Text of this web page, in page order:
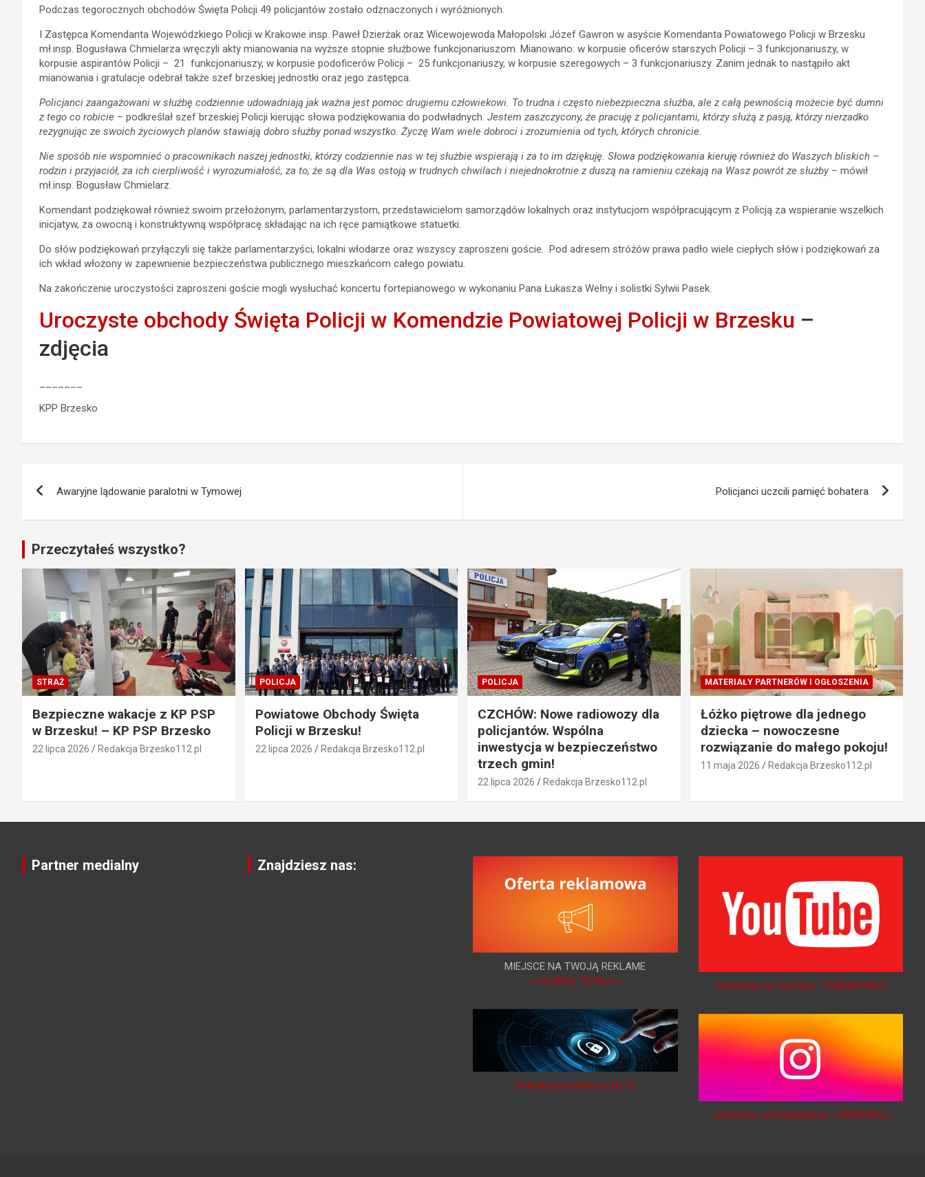
Podczas tegorocznych obchodów Święta Policji 49 policjantów zostało odznaczonych i wyróżnionych.
I Zastępca Komendanta Wojewódzkiego Policji w Krakowie insp. Paweł Dzierżak oraz Wicewojewoda Małopolski Józef Gawron w asyście Komendanta Powiatowego Policji w Brzesku
mł.insp. Bogusława Chmielarza wręczyli akty mianowania na wyższe stopnie służbowe funkcjonariuszom. Mianowano: w korpusie oficerów starszych Policji – 3 funkcjonariuszy, w
korpusie aspirantów Policji – 21 funkcjonariuszy, w korpusie podoficerów Policji – 25 funkcjonariuszy, w korpusie szeregowych – 3 funkcjonariuszy. Zanim jednak to nastąpiło akt
mianowania i gratulacje odebrał także szef brzeskiej jednostki oraz jego zastępca.
Policjanci zaangażowani w służbę codziennie udowadniają jak ważna jest pomoc drugiemu człowiekowi. To trudna i często niebezpieczna służba, ale z całą pewnością możecie być dumni
z tego co robicie – podkreślał szef brzeskiej Policji kierując słowa podziękowania do podwładnych. Jestem zaszczycony, że pracuję z policjantami, którzy służą z pasją, którzy nierzadko
rezygnując ze swoich życiowych planów stawiają dobro służby ponad wszystko. Życzę Wam wiele dobroci i zrozumienia od tych, których chronicie.
Nie sposób nie wspomnieć o pracownikach naszej jednostki, którzy codziennie nas w tej służbie wspierają i za to im dziękuję. Słowa podziękowania kieruję również do Waszych bliskich –
rodzin i przyjaciół, za ich cierpliwość i wyrozumiałość, za to, że są dla Was ostoją w trudnych chwilach i niejednokrotnie z duszą na ramieniu czekają na Wasz powrót ze służby – mówił
mł.insp. Bogusław Chmielarz.
Komendant podziękował również swoim przełożonym, parlamentarzystom, przedstawicielom samorządów lokalnych oraz instytucjom współpracującym z Policją za wspieranie wszelkich
inicjatyw, za owocną i konstruktywną współpracę składając na ich ręce pamiątkowe statuetki.
Do słów podziękowań przyłączyli się także parlamentarzyści, lokalni włodarze oraz wszyscy zaproszeni goście. Pod adresem stróżów prawa padło wiele ciepłych słów i podziękowań za
ich wkład włożony w zapewnienie bezpieczeństwa publicznego mieszkańcom całego powiatu.
Na zakończenie uroczystości zaproszeni goście mogli wysłuchać koncertu fortepianowego w wykonaniu Pana Łukasza Wełny i solistki Sylwii Pasek.
Uroczyste obchody Święta Policji w Komendzie Powiatowej Policji w Brzesku –
zdjęcia
KPP Brzesko
Awaryjne lądowanie paralotni w Tymowej Policjanci uczcili pamięć bohatera
Przeczytałeś wszystko?
STRAŻ
Bezpieczne wakacje z KP PSP
w Brzesku! – KP PSP Brzesko
22 lipca 2026 Redakcja Brzesko112.pl
POLICJA
Powiatowe Obchody Święta
Policji w Brzesku!
22 lipca 2026 Redakcja Brzesko112.pl
POLICJA
CZCHÓW: Nowe radiowozy dla
policjantów. Wspólna
inwestycja w bezpieczeństwo
trzech gmin!
22 lipca 2026 Redakcja Brzesko112.pl
MATERIAŁY PARTNERÓW I OGŁOSZENIA
Łóżko piętrowe dla jednego
dziecka – nowoczesne
rozwiązanie do małego pokoju!
11 maja 2026 Redakcja Brzesko112.pl
Partner medialny Znajdziesz nas:
MIEJSCE NA TWOJĄ REKLAME
-> KLIKNIJ TUTAJ <-
Polityka prywatności B112
Jesteśmy na YouTube - SUBSKRYBUJ
Jesteśmy na Instagramie - OBSERWUJ